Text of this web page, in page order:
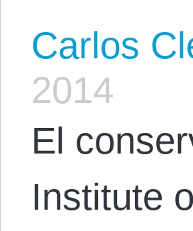
Carlos
2014
El
Institute